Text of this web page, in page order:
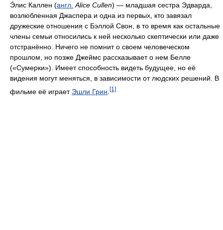
Э́лис Каллен (англ. Alice Cullen) — младшая сестра Эдварда,
возлюбленная Джаспера и одна из первых, кто завязал
дружеские отношения с Бэллой Свон, в то время как остальные
члены семьи относились к ней несколько скептически или даже
отстранённо. Ничего не помнит о своем человеческом
прошлом, но позже Джеймс рассказывает о нем Белле
(«Сумерки»). Имеет способность видеть будущее, но её
видения могут меняться, в зависимости от людских решений. В
фильме её играет Эшли Грин [1]